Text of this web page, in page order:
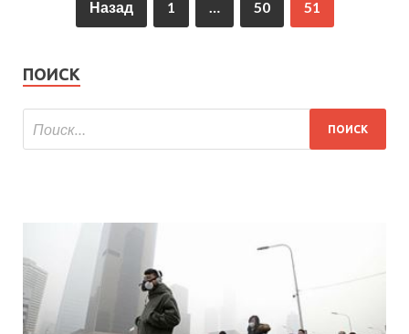
Назад 1 … 50 51
ПОИСК